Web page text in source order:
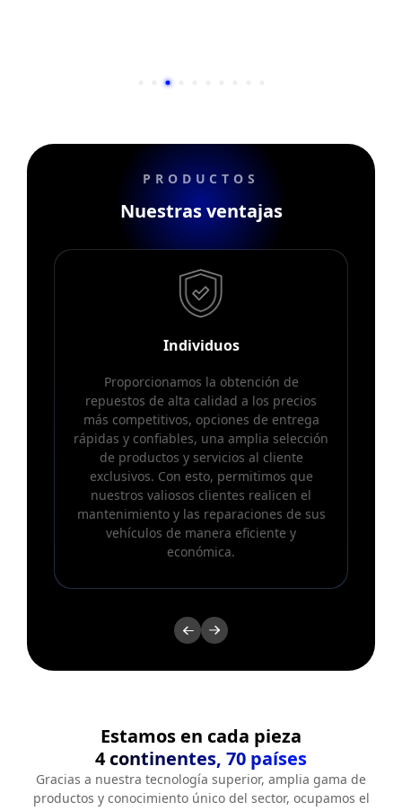
PRODUCTOS
Nuestras ventajas
Individuos
Proporcionamos la obtención de
repuestos de alta calidad a los precios
más competitivos, opciones de entrega
rápidas y confiables, una amplia selección
de productos y servicios al cliente
exclusivos. Con esto, permitimos que
nuestros valiosos clientes realicen el
mantenimiento y las reparaciones de sus
vehículos de manera eficiente y
económica.
Estamos en cada pieza
4 continentes, 70 países
Gracias a nuestra tecnología superior, amplia gama de
productos y conocimiento único del sector, ocupamos el